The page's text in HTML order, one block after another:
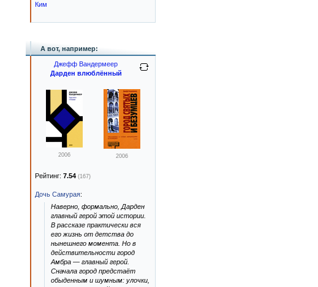
Ким
А вот, например:
Джефф Вандермеер
Дарден влюблённый
2006 2006
Рейтинг: 7.54 (167)
Дочь Самурая:
Наверно, формально, Дарден
главный герой этой истории.
В рассказе практически вся
его жизнь от детства до
нынешнего момента. Но в
действительности город
Амбра — главный герой.
Сначала город предстаёт
обыденным и шумным: улочки,